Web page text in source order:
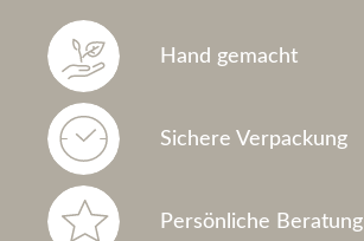
Hand gemacht
Sichere Verpackung
Persönliche Beratung